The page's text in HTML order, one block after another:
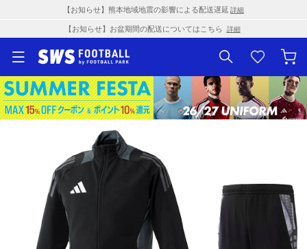
【お知らせ】熊本地域地震の影響による配送遅延 詳細
【お知らせ】お盆期間の配送についてはこちら 詳細